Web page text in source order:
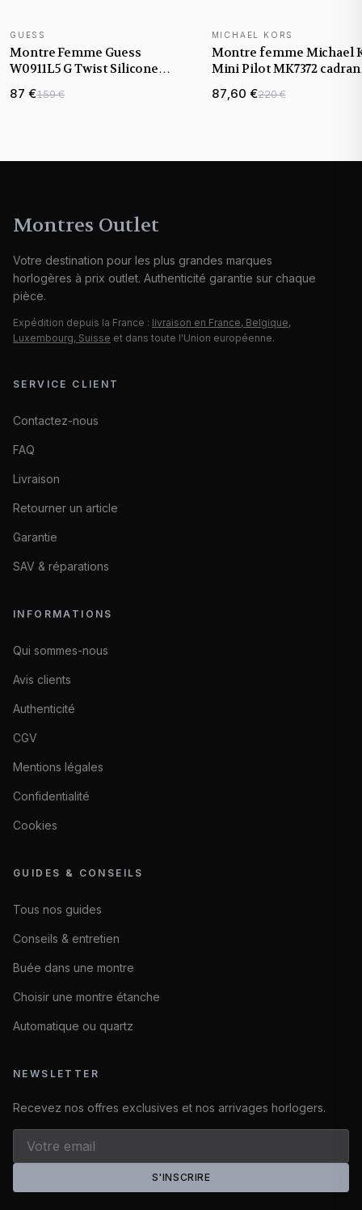
GUESS
Montre Femme Guess
W0911L5 G Twist Silicone
Blanc et Logo Cristaux Dorés
87 €159 €
MICHAEL KORS
Montre femme Michael
Mini Pilot MK7372 cadran
blanc et bracelet silicone
87,60 €220 €
Montres Outlet
Votre destination pour les plus grandes marques
horlogères à prix outlet. Authenticité garantie sur chaque
pièce.
Expédition depuis la France : livraison en France, Belgique,
Luxembourg, Suisse et dans toute l'Union européenne.
SERVICE CLIENT
Contactez-nous
FAQ
Livraison
Retourner un article
Garantie
SAV & réparations
INFORMATIONS
Qui sommes-nous
Avis clients
Authenticité
CGV
Mentions légales
Confidentialité
Cookies
GUIDES & CONSEILS
Tous nos guides
Conseils & entretien
Buée dans une montre
Choisir une montre étanche
Automatique ou quartz
NEWSLETTER
Recevez nos offres exclusives et nos arrivages horlogers.
S'INSCRIRE